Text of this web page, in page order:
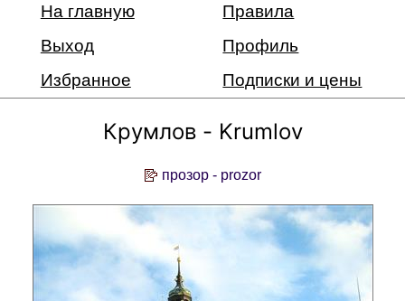
На главную
Правила
Выход
Профиль
Избранное
Подписки и цены
Крумлов - Krumlov
прозор - prozor